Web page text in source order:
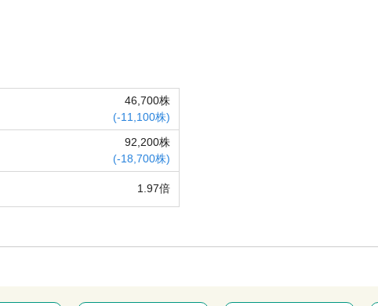
46,700株
(-11,100株)
92,200株
(-18,700株)
1.97倍